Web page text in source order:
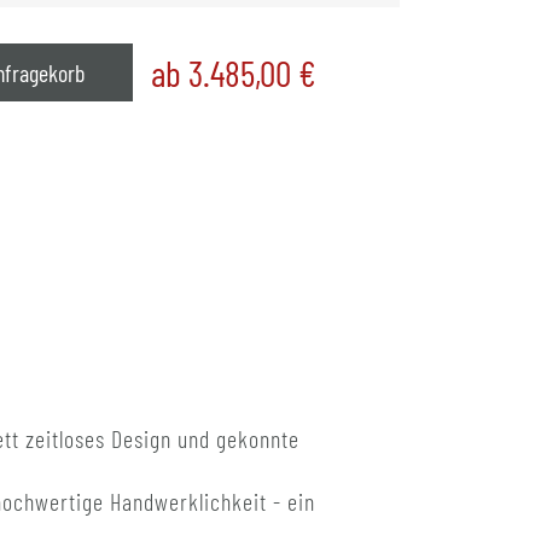
ab 3.485,00 €
zeitloses Design und gekonnte
Handwerklichkeit - ein